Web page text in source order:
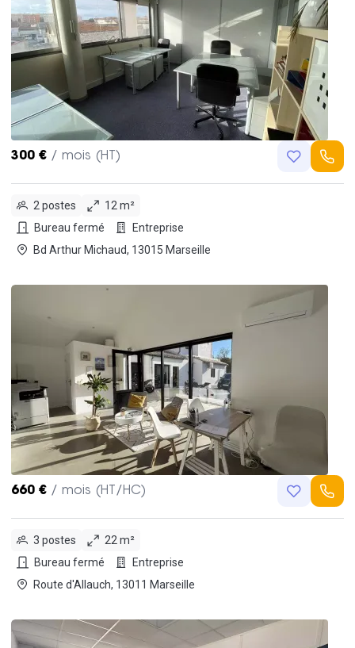
300 € / mois (HT)
2 postes
12 m²
Bureau fermé
Entreprise
Bd Arthur Michaud, 13015 Marseille
660 € / mois (HT/HC)
3 postes
22 m²
Bureau fermé
Entreprise
Route d'Allauch, 13011 Marseille